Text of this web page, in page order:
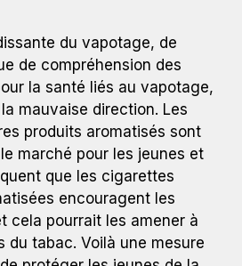
du vapotage, de
de compréhension des
la santé liés au vapotage,
mauvaise direction. Les
produits aromatisés sont
marché pour les jeunes et
que les cigarettes
encouragent les
cela pourrait les amener à
du tabac. Voilà une mesure